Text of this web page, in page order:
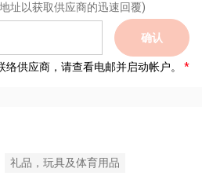
址以获取供应商的迅速回覆)
确认
供应商，请查看电邮并启动帐户。
礼品，玩具及体育用品